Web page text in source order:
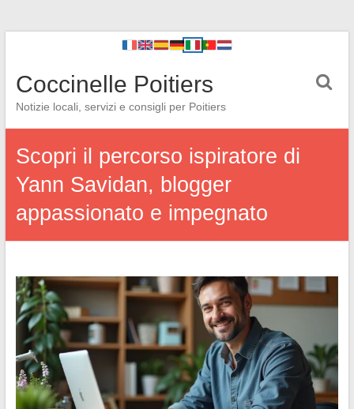
Coccinelle Poitiers
Notizie locali, servizi e consigli per Poitiers
Scopri il percorso ispiratore di
Yann Savidan, blogger
appassionato e impegnato